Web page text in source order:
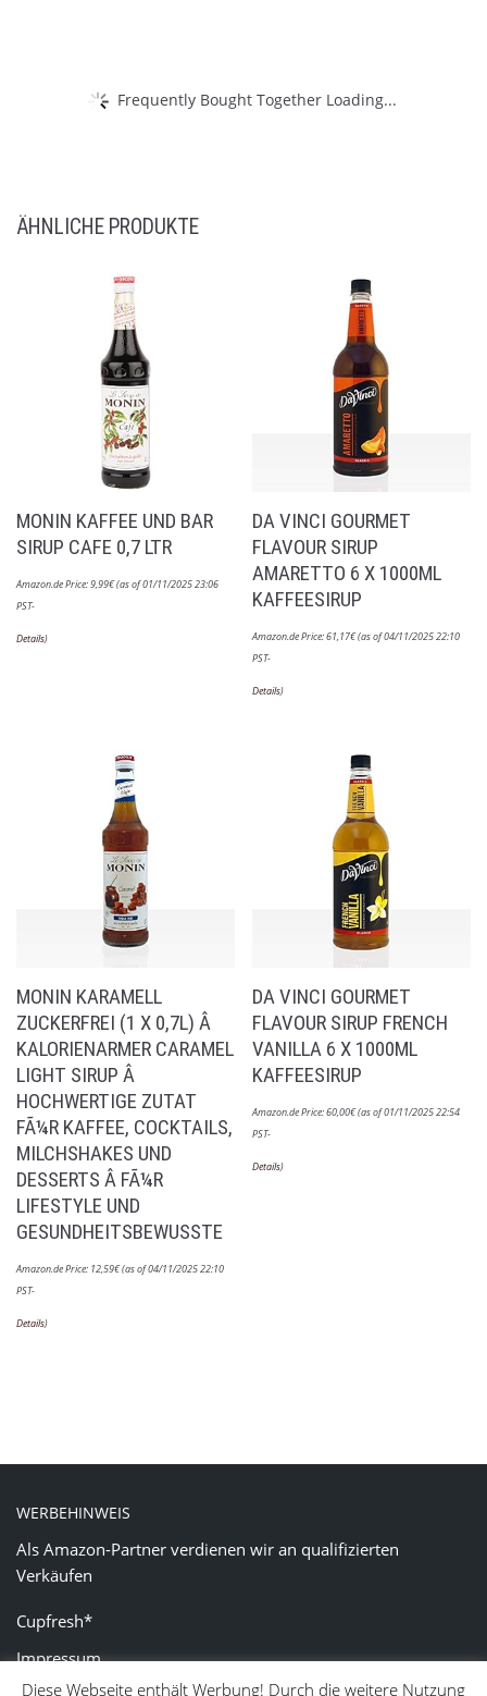
Frequently Bought Together Loading...
ÄHNLICHE PRODUKTE
MONIN KAFFEE UND BAR
SIRUP CAFE 0,7 LTR
Amazon.de Price:9,99€(as of 01/11/2025 23:06
PST-
Details)
DA VINCI GOURMET
FLAVOUR SIRUP
AMARETTO 6 X 1000ML
KAFFEESIRUP
Amazon.de Price:61,17€(as of 04/11/2025 22:10
PST-
Details)
MONIN KARAMELL
ZUCKERFREI (1 X 0,7L) Â
KALORIENARMER CARAMEL
LIGHT SIRUP Â
HOCHWERTIGE ZUTAT
FÃ¼R KAFFEE, COCKTAILS,
MILCHSHAKES UND
DESSERTS Â FÃ¼R
LIFESTYLE UND
GESUNDHEITSBEWUSSTE
Amazon.de Price: 12,59€(as of 04/11/2025 22:10
PST-
Details)
DA VINCI GOURMET
FLAVOUR SIRUP FRENCH
VANILLA 6 X 1000ML
KAFFEESIRUP
Amazon.de Price:60,00€(as of 01/11/2025 22:54
PST-
Details)
WERBEHINWEIS
Als Amazon-Partner verdienen wir an qualifizierten
Verkäufen
Cupfresh*
Impressum
Diese Webseite enthält Werbung! Durch die weitere Nutzung